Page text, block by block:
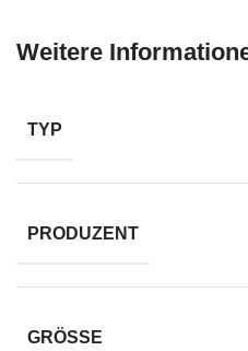
Weitere
TYP
PRODUZENT
GRÖSSE